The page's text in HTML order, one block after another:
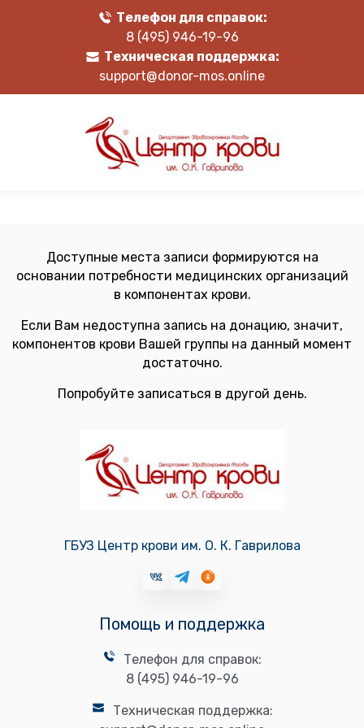
Телефон для справок:
8 (495) 946-19-96
Техническая поддержка:
support@donor-mos.online
Доступные места записи формируются на
основании потребности медицинских организаций
в компонентах крови.
Если Вам недоступна запись на донацию, значит,
компонентов крови Вашей группы на данный момент
достаточно.
Попробуйте записаться в другой день.
ГБУЗ Центр крови им. О. К. Гаврилова
Помощь и поддержка
Телефон для справок:
8 (495) 946-19-96
Техническая поддержка: